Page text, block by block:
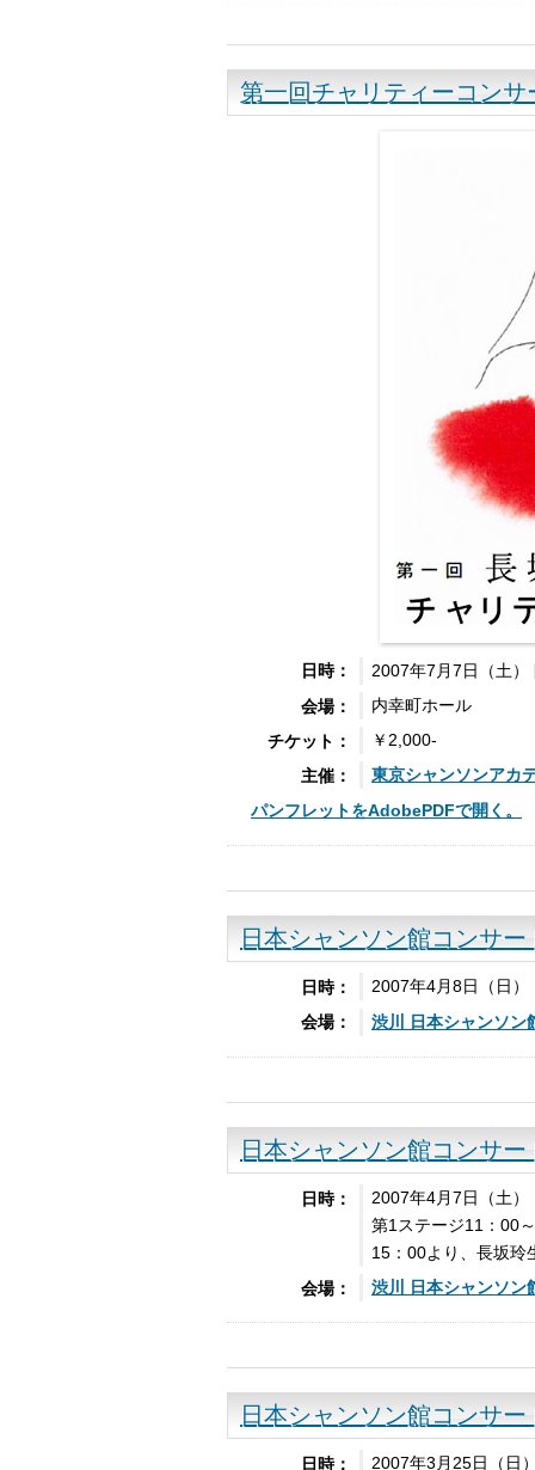
第一回チャリティーコンサ
日時：
2007年7月7日（土
会場：
内幸町ホール
チケット：
￥2,000-
主催：
東京シャンソンアカ
パンフレットをAdobePDFで開く。
日本シャンソン館コンサー
日時：
2007年4月8日（日）
会場：
渋川 日本シャンソン
日本シャンソン館コンサー
日時：
2007年4月7日（土）
第1ステージ11：00
15：00より、長坂玲
会場：
渋川 日本シャンソン
日本シャンソン館コンサー
日時： 2007年3月25日（日